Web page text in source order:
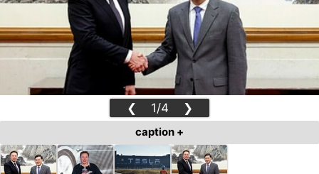
❮ 1/4 ❯
caption +